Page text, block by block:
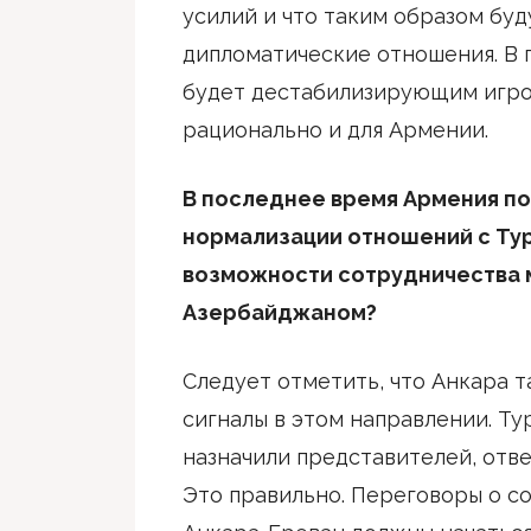
усилий и что таким образом
дипломатические отношения. В
будет дестабилизирующим
рационально и для Армении.
В последнее время Армения
нормализации отношений с
возможности
Азербайджаном?
Следует отметить, что Анкара
сигналы в этом направлении.
назначили представителей,
Это правильно. Переговоры о